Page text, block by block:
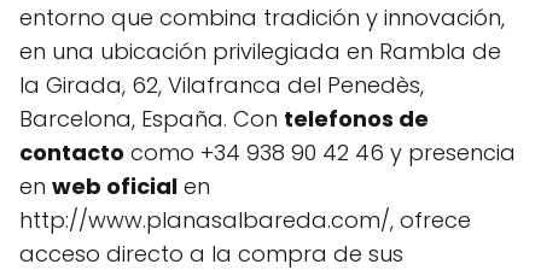
entorno que combina tradición y innovación,
en una ubicación privilegiada en Rambla de
la Girada, 62, Vilafranca del Penedès,
Barcelona, España. Con telefonos de
contacto como +34 938 90 42 46 y presencia
en web oficial en
http://www.planasalbareda.com/, ofrece
acceso directo a la compra de sus